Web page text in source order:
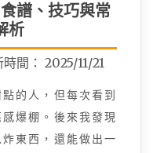
譜、技巧與常
析
間： 2025/11/21
的人，但每次看到
爆棚。後來我發現
東西，還能做出一